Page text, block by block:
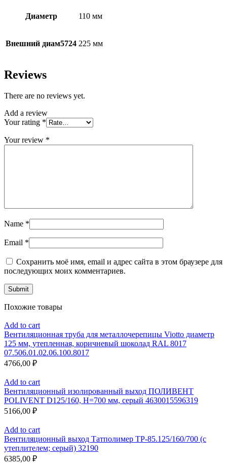
Диаметр 110 мм
Внешний диам5724 225 мм
Reviews
There are no reviews yet.
Add a review
Your rating *
Your review *
Name *
Email *
Сохранить моё имя, email и адрес сайта в этом браузере для
последующих моих комментариев.
Похожие товары
Add to cart
Вентиляционная труба для металлочерепицы Viotto диаметр
125 мм, утепленная, коричневый шоколад RAL 8017
07.506.01.02.06.100.8017
4766,00 ₽
Add to cart
Вентиляционный изолированный выход ПОЛИВЕНТ
POLIVENT D125/160, H=700 мм, серый 4630015596319
5166,00 ₽
Add to cart
Вентиляционный выход Татполимер ТР-85.125/160/700 (с
утеплителем; серый) 32190
6385,00 ₽